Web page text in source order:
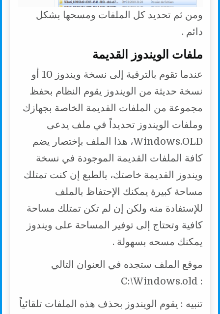
ومن ثم تحديد كل الملفات ومسحها بشكل
دائم .
ملفات الويندوز القديمة
عندما تقوم بالترقية إلى نسخة ويندوز 10 أو
نسخة حديثة من الويندوز يقوم النظام بحفظ
مجموعة من الملفات القديمة الخاصة بجهازك
وملفات الويندوز تحديداً في ملف يدعى
Windows.OLD، هذا الملف بإختصار يضم
كافة الملفات القديمة الموجودة في نسخة
ويندوز القديمة خاصتك، بالطبع إن كنت تمتلك
مساحة كبيرة يمكنك الإحتفاظ بالملف
للإستفادة منه ولكن إن لم تكن تمتلك مساحة
كافية وتحتاج إلى توفير المساحة على ويندوز
يمكنك مسحه بسهولة .
موقع الملف ستجده في العنوان التالي
: C:\Windows.old
تنبيه : يقوم الويندوز بحذف هذه الملفات تلقائياً